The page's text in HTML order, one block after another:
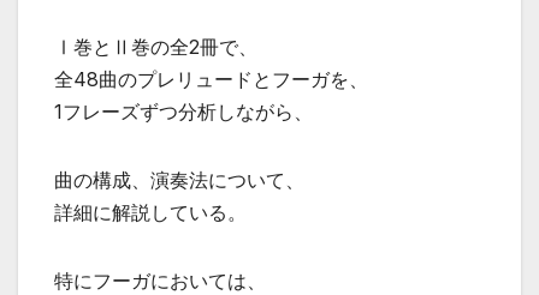
Ⅰ巻とⅡ巻の全2冊で、
全48曲のプレリュードとフーガを、
1フレーズずつ分析しながら、
曲の構成、演奏法について、
詳細に解説している。
特にフーガにおいては、